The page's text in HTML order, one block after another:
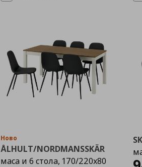
Ново
ÅLHULT/NORDMANSSKÄR
маса и 6 стола, 170/220x80